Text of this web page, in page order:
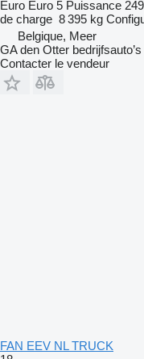
Euro Euro 5 Puissance
de charge 8 395 kg
Belgique, Meer
GA den Otter
Contacter le vendeur
FAN EEV NL TRUCK